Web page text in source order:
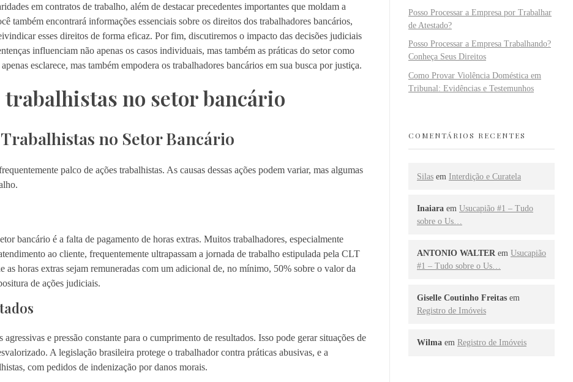
em contratos de trabalho, além de destacar precedentes importantes que moldam a
também encontrará informações essenciais sobre os direitos dos trabalhadores bancários,
esses direitos de forma eficaz. Por fim, discutiremos o impacto das decisões judiciais
influenciam não apenas os casos individuais, mas também as práticas do setor como
esclarece, mas também empodera os trabalhadores bancários em sua busca por justiça.
trabalhistas no setor bancário
no Setor Bancário
palco de ações trabalhistas. As causas dessas ações podem variar, mas algumas
bancário é a falta de pagamento de horas extras. Muitos trabalhadores, especialmente
ao cliente, frequentemente ultrapassam a jornada de trabalho estipulada pela CLT
horas extras sejam remuneradas com um adicional de, no mínimo, 50% sobre o valor da
de ações judiciais.
e pressão constante para o cumprimento de resultados. Isso pode gerar situações de
A legislação brasileira protege o trabalhador contra práticas abusivas, e a
com pedidos de indenização por danos morais.
Posso Processar a Empresa por Trabalhar
de Atestado?
Posso Processar a Empresa Trabalhando?
Conheça Seus Direitos
Como Provar Violência Doméstica em
Tribunal: Evidências e Testemunhos
COMENTÁRIOS RECENTES
Silas em Interdição e Curatela
Inaiara em Usucapião #1 – Tudo
sobre o Us…
ANTONIO WALTER em Usucapião
#1 – Tudo sobre o Us…
Giselle Coutinho Freitas em
Registro de Imóveis
Wilma em Registro de Imóveis